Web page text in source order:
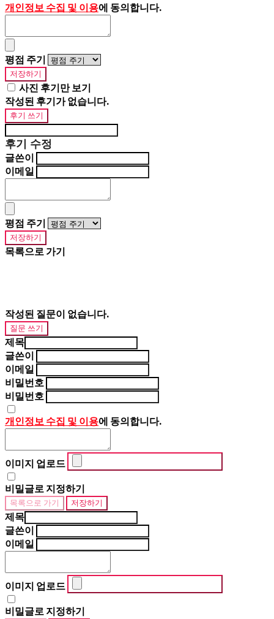
개인정보 수집 및 이용에 동의합니다.
평점 주기
저장하기
사진 후기만 보기
작성된 후기가 없습니다.
후기 쓰기
후기 수정
글쓴이
이메일
평점 주기
저장하기
목록으로 가기
작성된 질문이 없습니다.
질문 쓰기
제목
글쓴이
이메일
비밀번호
비밀번호
개인정보 수집 및 이용에 동의합니다.
이미지 업로드
비밀글로 지정하기
목록으로 가기 저장하기
제목
글쓴이
이메일
이미지 업로드
비밀글로 지정하기